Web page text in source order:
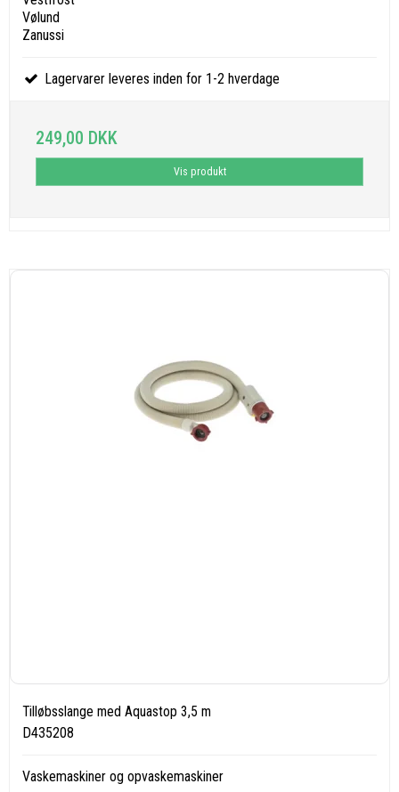
Vølund
Zanussi
Lagervarer leveres inden for 1-2 hverdage
249,00 DKK
Vis produkt
Tilløbsslange med Aquastop 3,5 m
D435208
Vaskemaskiner og opvaskemaskiner